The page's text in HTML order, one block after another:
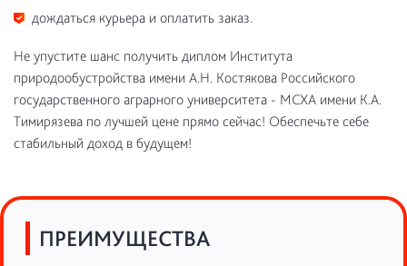
дождаться курьера и оплатить заказ.
Не упустите шанс получить диплом Института
природообустройства имени А.Н. Костякова Российского
государственного аграрного университета - МСХА имени К.А.
Тимирязева по лучшей цене прямо сейчас! Обеспечьте себе
стабильный доход в будущем!
ПРЕИМУЩЕСТВА